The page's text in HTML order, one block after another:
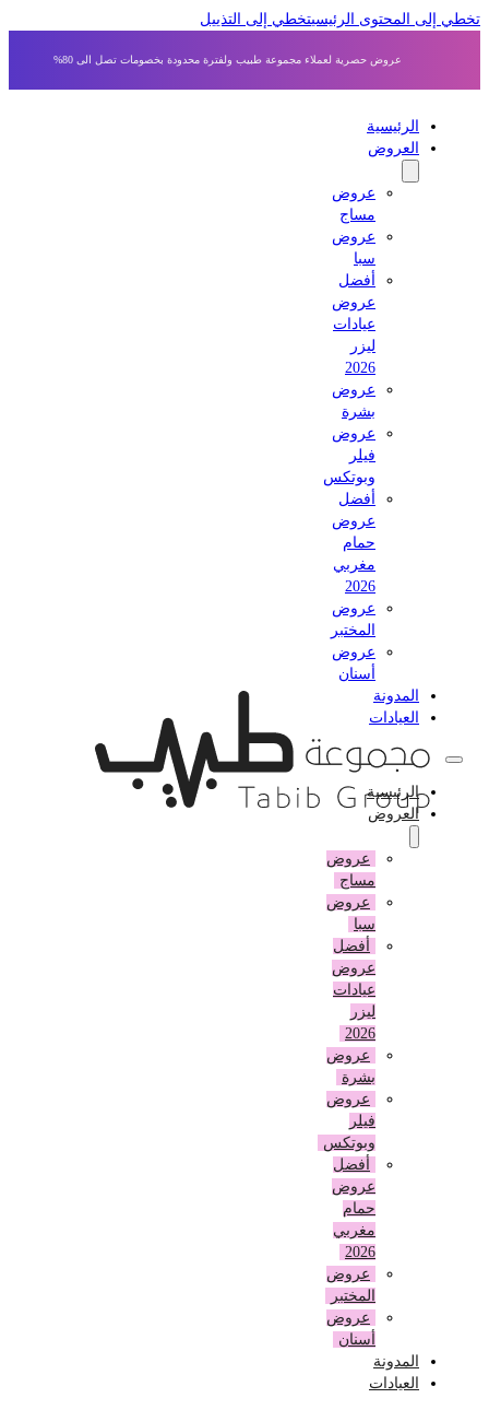
إلى المحتوى الرئيسي تخطي إلى التذييل
عروض حصرية لعملاء مجموعة طبيب ولفترة محدودة بخصومات تصل الى 80%
الرئيسية
العروض
عروض
مساج
عروض
أفضل
عروض
عيادات
2026
عروض
بشرة
عروض
وبوتكس
أفضل
عروض
حمام
مغربي
2026
عروض
المختبر
عروض
أسنان
المدونة
العيادات
الرئيسية
العروض
عروض
مساج
عروض
أفضل
عروض
عيادات
2026
عروض
بشرة
عروض
وبوتكس
أفضل
عروض
حمام
مغربي
2026
عروض
المختبر
عروض
أسنان
المدونة
العيادات